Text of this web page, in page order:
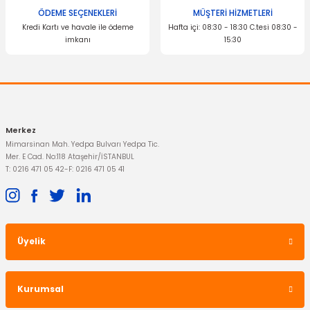
Benzin Filtresi Fiesta Fusion
Arka Amortisör Üst Takoz Fiesta Fusion
ÖDEME SEÇENEKLERİ
Kredi Kartı ve havale ile ödeme
imkanı
MÜŞTERİ HİZMETLERİ
Hafta içi: 08:30 - 18:30 C.tesi 08:30 -
15:30
Merkez
Mimarsinan Mah. Yedpa Bulvarı Yedpa Tic.
Mer. E Cad. No:118 Ataşehir/İSTANBUL
T: 0216 471 05 42-F: 0216 471 05 41
Üyelik
Kurumsal